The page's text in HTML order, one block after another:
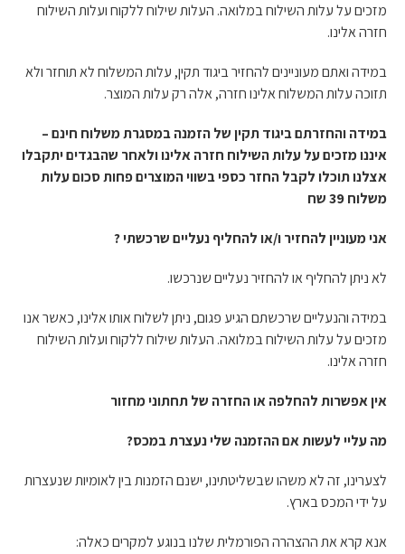
מזכים על עלות השילוח במלואה. העלות שילוח ללקוח ועלות השילוח
חזרה אלינו.
במידה ואתם מעוניינים להחזיר ביגוד תקין, עלות המשלוח לא תוחזר ולא
תזוכה עלות המשלוח אלינו חזרה, אלה רק עלות המוצר.
במידה והחזרתם ביגוד תקין של הזמנה במסגרת משלוח חינם –
איננו מזכים על עלות השילוח חזרה אלינו ולאחר שהבגדים יתקבלו
אצלנו תוכלו לקבל החזר כספי בשווי המוצרים פחות סכום עלות
משלוח 39 שח
אני מעוניין להחזיר ו/או להחליף נעליים שרכשתי ?
לא ניתן להחליף או להחזיר נעליים שנרכשו.
במידה והנעליים שרכשתם הגיע פגום, ניתן לשלוח אותו אלינו, כאשר אנו
מזכים על עלות השילוח במלואה. העלות שילוח ללקוח ועלות השילוח
חזרה אלינו.
אין אפשרות להחלפה או החזרה של תחתוני מחזור
מה עליי לעשות אם ההזמנה שלי נעצרת במכס?
לצערינו, זה לא משהו שבשליטתינו, ישנם הזמנות בין לאומיות שנעצרות
על ידי המכס בארץ.
אנא קרא את ההצהרה הפורמלית שלנו בנוגע למקרים כאלה: